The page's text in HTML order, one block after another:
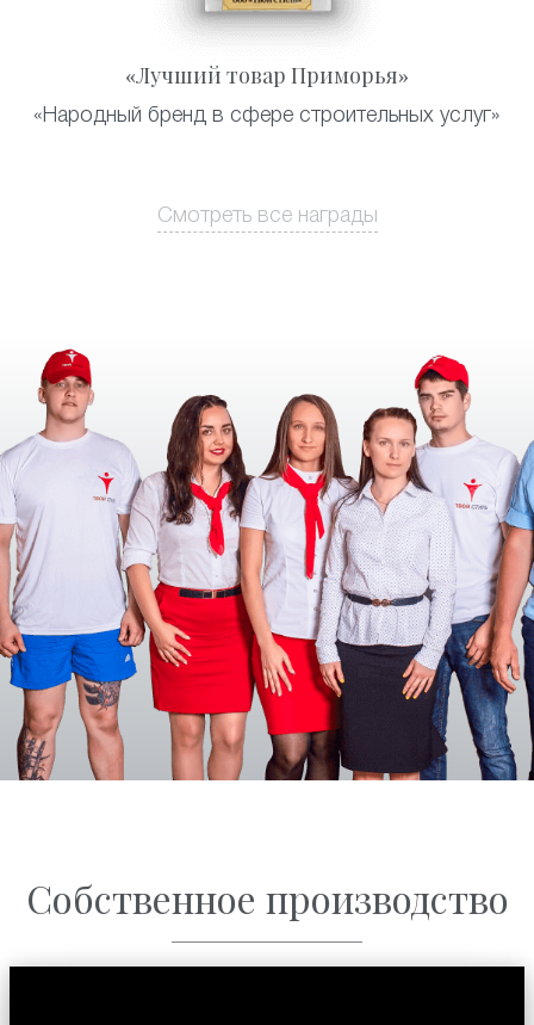
«Лучший товар Приморья»
«Народный бренд в сфере строительных услуг»
Смотреть все награды
Собственное производство